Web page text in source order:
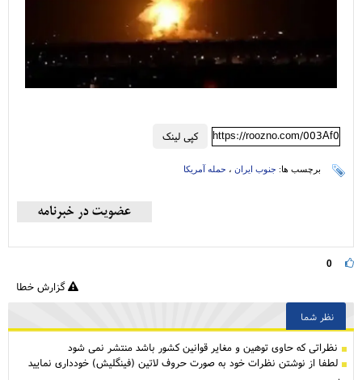
کپی لینک https://roozno.com/003Af0
برچسب ها: جنوب ایران ، حمله آمریکا
0
گزارش خطا
نظر شما
نظراتی كه حاوی توهین و مغایر قوانین کشور باشد منتشر نمی شود
لطفا از نوشتن نظرات خود به صورت حروف لاتین (فینگلیش) خودداری نمایید